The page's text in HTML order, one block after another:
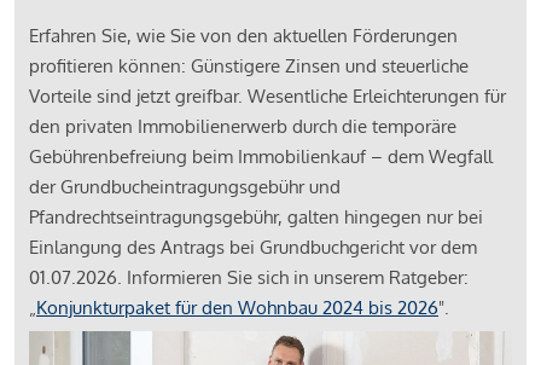
Erfahren Sie, wie Sie von den aktuellen Förderungen
profitieren können: Günstigere Zinsen und steuerliche
Vorteile sind jetzt greifbar. Wesentliche Erleichterungen für
den privaten Immobilienerwerb durch die temporäre
Gebührenbefreiung beim Immobilienkauf – dem Wegfall
der Grundbucheintragungsgebühr und
Pfandrechtseintragungsgebühr, galten hingegen nur bei
Einlangung des Antrags bei Grundbuchgericht vor dem
01.07.2026. Informieren Sie sich in unserem Ratgeber:
„Konjunkturpaket für den Wohnbau 2024 bis 2026".